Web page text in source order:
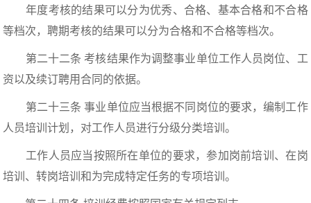
年度考核的结果可以分为优秀、合格、基本合格和不合格
等档次，聘期考核的结果可以分为合格和不合格等档次。
第二十二条 考核结果作为调整事业单位工作人员岗位、工
资以及续订聘用合同的依据。
第二十三条 事业单位应当根据不同岗位的要求，编制工作
人员培训计划，对工作人员进行分级分类培训。
工作人员应当按照所在单位的要求，参加岗前培训、在岗
培训、转岗培训和为完成特定任务的专项培训。